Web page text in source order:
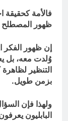
فالأمة كحقيقة
ظهور المصطلح
إن ظهور الفكر
وُلدت معه، بل
التنظير
بزمن طويل.
ولهذا فإن
البابليون